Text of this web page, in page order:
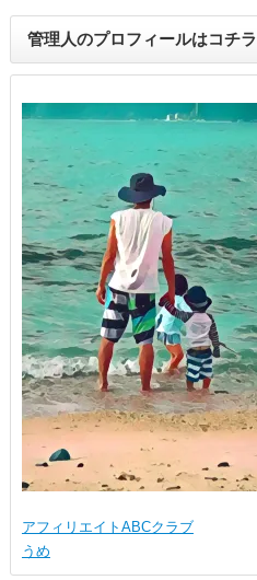
管理人のプロフィールはコチラ
アフィリエイトABCクラブ
うめ